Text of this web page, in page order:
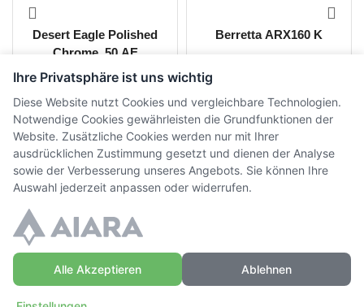
Desert Eagle Polished
Chrome .50 AE
Berretta ARX160 K
© Copyright WaffenZimmi | Powered bySidora AG
Ihre Privatsphäre ist uns wichtig
Diese Website nutzt Cookies und vergleichbare Technologien.
Notwendige Cookies gewährleisten die Grundfunktionen der
Website. Zusätzliche Cookies werden nur mit Ihrer
ausdrücklichen Zustimmung gesetzt und dienen der Analyse
sowie der Verbesserung unseres Angebots. Sie können Ihre
Auswahl jederzeit anpassen oder widerrufen.
Alle Akzeptieren Ablehnen